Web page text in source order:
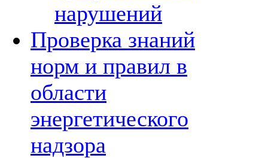
нарушений
Проверка знаний
норм и правил в
области
энергетического
надзора